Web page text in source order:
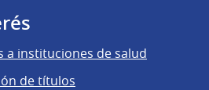
a instituciones de salud
de títulos